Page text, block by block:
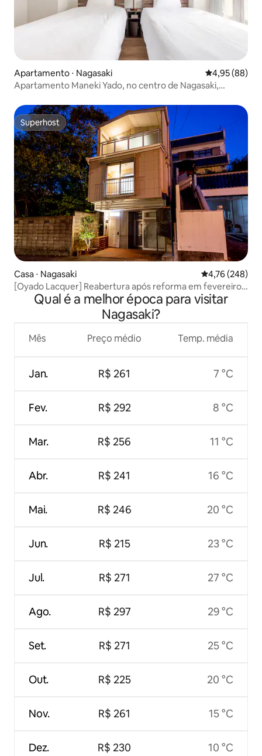
Apartamento ⋅ Nagasaki 4,95 de uma
4,95 (88)
Apartamento Maneki Yado, no centro de Nagasaki,
Superhost
Superhost
Casa ⋅ Nagasaki 4,76 de uma
4,76 (248)
[Oyado Lacquer] Reabertura após reforma em fevereiro
de 2021! Casa de 80 m² ideal para casais com família!
Qual é a melhor época para visitar
Nagasaki?
Mês
Jan.
Fev.
Mar.
Abr.
Mai.
Jun.
Jul.
Ago.
Set.
Out.
Nov.
Dez.
Preço médio
R$ 261
R$ 292
R$ 256
R$ 241
R$ 246
R$ 215
R$ 271
R$ 297
R$ 271
R$ 225
R$ 261
R$ 230
Temp. média
7 °C
8 °C
11 °C
16 °C
20 °C
23 °C
27 °C
29 °C
25 °C
20 °C
15 °C
10 °C